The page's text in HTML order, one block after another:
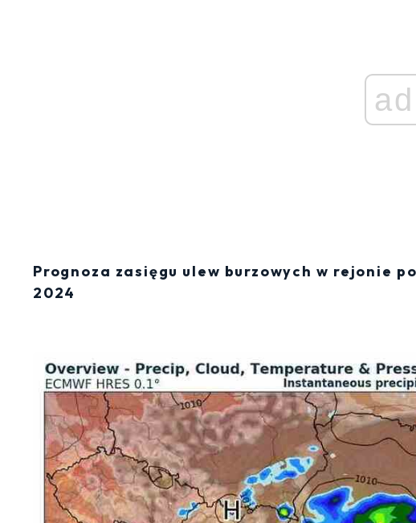
ad
Prognoza zasięgu ulew burzowych w rejonie
2024